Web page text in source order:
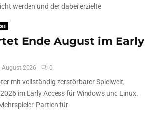
werden und der dabei erzielte
Ende August im Early
August 2026 0
mit vollständig zerstörbarer Spielwelt,
im Early Access für Windows und Linux.
Partien für